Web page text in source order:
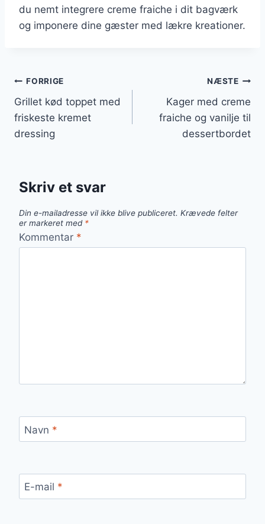
du nemt integrere creme fraiche i dit bagværk
og imponere dine gæster med lækre kreationer.
Indlægsnavigation
FORRIGE
Grillet kød toppet med
friskeste kremet
dressing
NÆSTE
Kager med creme
fraiche og vanilje til
dessertbordet
Skriv et svar
Din e-mailadresse vil ikke blive publiceret. Krævede felter
er markeret med *
Kommentar *
Navn *
E-mail *